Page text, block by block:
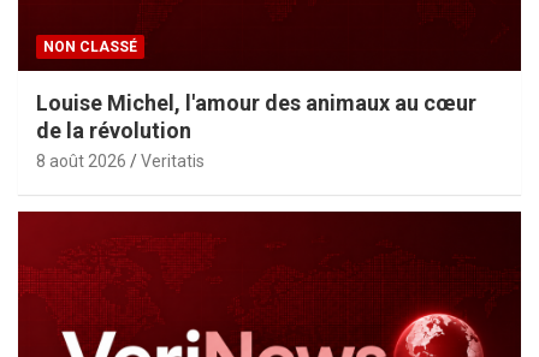
NON CLASSÉ
Louise Michel, l'amour des animaux au cœur
de la révolution
8 août 2026 Veritatis